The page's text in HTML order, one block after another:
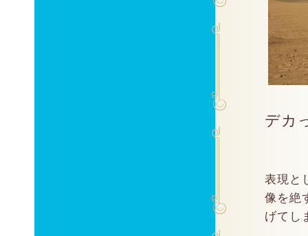
デカ
表現と
像を絶
げてし